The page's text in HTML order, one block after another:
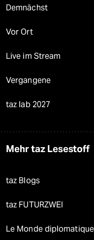
Demnächst
Vor Ort
Live im Stream
Vergangene
taz lab 2027
Mehr taz Lesestoff
taz Blogs
taz FUTURZWEI
Le Monde diplomatique